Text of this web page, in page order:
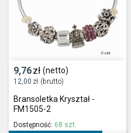
9,76zł (netto)
12,00 zł (brutto)
Bransoletka Kryształ -
FM1505-2
Dostępność: 68 szt.